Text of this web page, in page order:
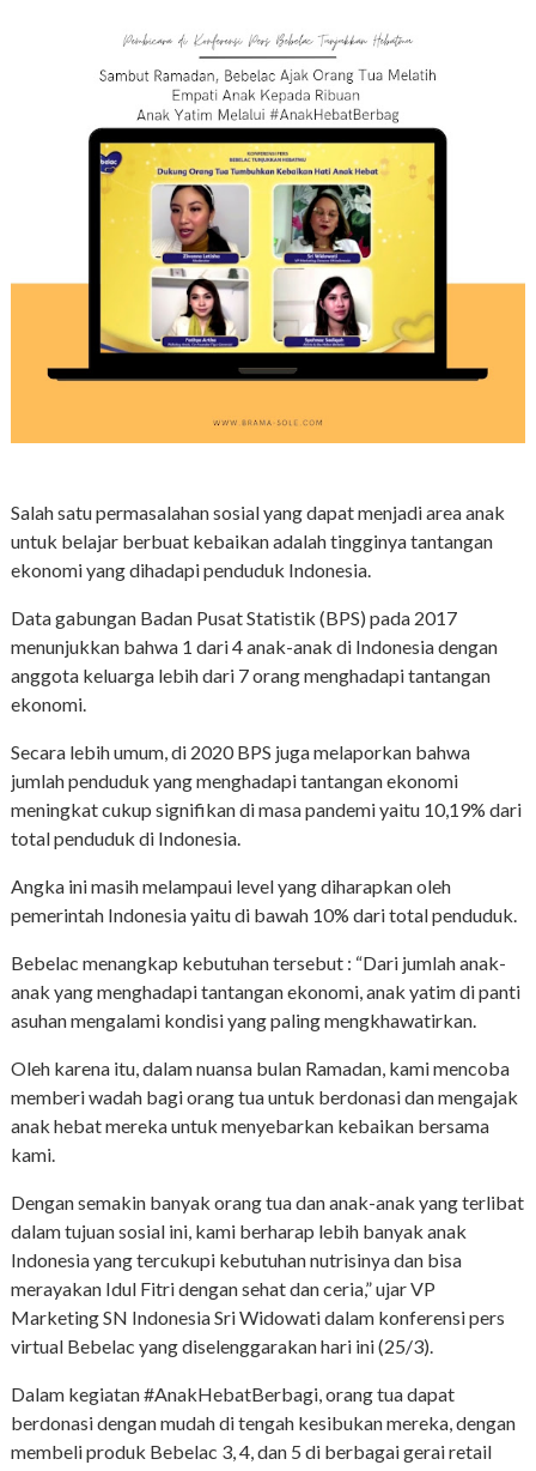
Salah satu permasalahan sosial yang dapat menjadi area anak
untuk belajar berbuat kebaikan adalah tingginya tantangan
ekonomi yang dihadapi penduduk Indonesia.
Data gabungan Badan Pusat Statistik (BPS) pada 2017
menunjukkan bahwa 1 dari 4 anak-anak di Indonesia dengan
anggota keluarga lebih dari 7 orang menghadapi tantangan
ekonomi.
Secara lebih umum, di 2020 BPS juga melaporkan bahwa
jumlah penduduk yang menghadapi tantangan ekonomi
meningkat cukup signifikan di masa pandemi yaitu 10,19% dari
total penduduk di Indonesia.
Angka ini masih melampaui level yang diharapkan oleh
pemerintah Indonesia yaitu di bawah 10% dari total penduduk.
Bebelac menangkap kebutuhan tersebut : “Dari jumlah anak-
anak yang menghadapi tantangan ekonomi, anak yatim di panti
asuhan mengalami kondisi yang paling mengkhawatirkan.
Oleh karena itu, dalam nuansa bulan Ramadan, kami mencoba
memberi wadah bagi orang tua untuk berdonasi dan mengajak
anak hebat mereka untuk menyebarkan kebaikan bersama
kami.
Dengan semakin banyak orang tua dan anak-anak yang terlibat
dalam tujuan sosial ini, kami berharap lebih banyak anak
Indonesia yang tercukupi kebutuhan nutrisinya dan bisa
merayakan Idul Fitri dengan sehat dan ceria,” ujar VP
Marketing SN Indonesia Sri Widowati dalam konferensi pers
virtual Bebelac yang diselenggarakan hari ini (25/3).
Dalam kegiatan #AnakHebatBerbagi, orang tua dapat
berdonasi dengan mudah di tengah kesibukan mereka, dengan
membeli produk Bebelac 3, 4, dan 5 di berbagai gerai retail